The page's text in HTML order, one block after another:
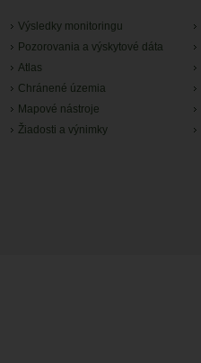
Výsledky monitoringu
Pozorovania a výskytové dáta
Atlas
Chránené územia
Mapové nástroje
Žiadosti a výnimky